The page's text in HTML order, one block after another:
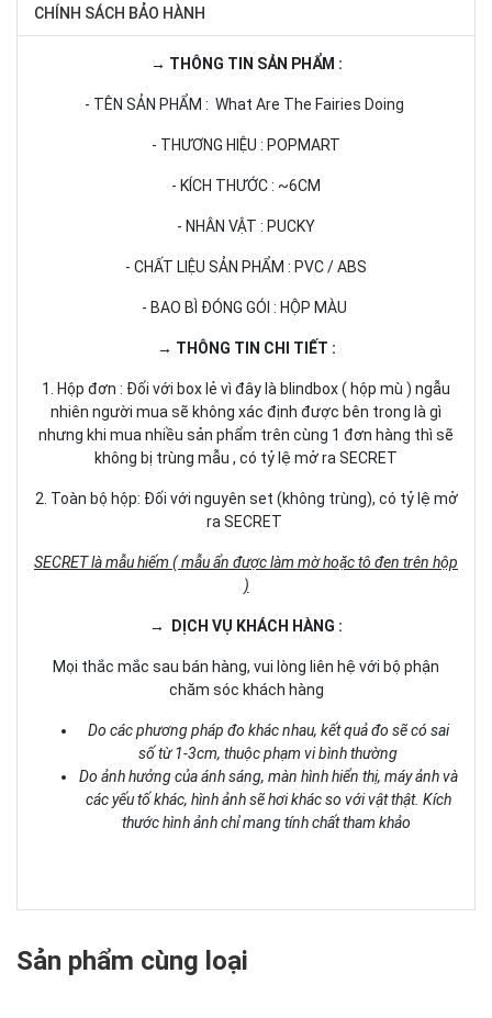
CHÍNH SÁCH BẢO HÀNH
→ THÔNG TIN SẢN PHẨM :
- TÊN SẢN PHẨM : What Are The Fairies Doing
- THƯƠNG HIỆU : POPMART
- KÍCH THƯỚC : ~6CM
- NHÂN VẬT : PUCKY
- CHẤT LIỆU SẢN PHẨM : PVC / ABS
- BAO BÌ ĐÓNG GÓI : HỘP MÀU
→ THÔNG TIN CHI TIẾT :
1. Hộp đơn : Đối với box lẻ vì đây là blindbox ( hộp mù ) ngẫu
nhiên người mua sẽ không xác định được bên trong là gì
nhưng khi mua nhiều sản phẩm trên cùng 1 đơn hàng thì sẽ
không bị trùng mẫu , có tỷ lệ mở ra SECRET
2. Toàn bộ hộp: Đối với nguyên set (không trùng), có tỷ lệ mở
ra SECRET
SECRET là mẫu hiếm ( mẫu ẩn được làm mờ hoặc tô đen trên hộp
)
→ DỊCH VỤ KHÁCH HÀNG :
Mọi thắc mắc sau bán hàng, vui lòng liên hệ với bộ phận
chăm sóc khách hàng
Do các phương pháp đo khác nhau, kết quả đo sẽ có sai
số từ 1-3cm, thuộc phạm vi bình thường
Do ảnh hưởng của ánh sáng, màn hình hiển thị, máy ảnh và
các yếu tố khác, hình ảnh sẽ hơi khác so với vật thật. Kích
thước hình ảnh chỉ mang tính chất tham khảo
Sản phẩm cùng loại